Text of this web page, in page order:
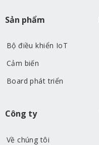
Sản phẩm
Bộ điều khiển IoT
Cảm biến
Board phát triển
Công ty
Về chúng tôi